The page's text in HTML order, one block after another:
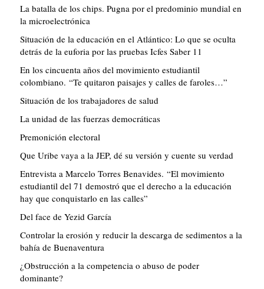
La batalla de los chips. Pugna por el predominio mundial en
la microelectrónica
Situación de la educación en el Atlántico: Lo que se oculta
detrás de la euforia por las pruebas Icfes Saber 11
En los cincuenta años del movimiento estudiantil
colombiano. “Te quitaron paisajes y calles de faroles…”
Situación de los trabajadores de salud
La unidad de las fuerzas democráticas
Premonición electoral
Que Uribe vaya a la JEP, dé su versión y cuente su verdad
Entrevista a Marcelo Torres Benavides. “El movimiento
estudiantil del 71 demostró que el derecho a la educación
hay que conquistarlo en las calles”
Del face de Yezid García
Controlar la erosión y reducir la descarga de sedimentos a la
bahía de Buenaventura
¿Obstrucción a la competencia o abuso de poder
dominante?